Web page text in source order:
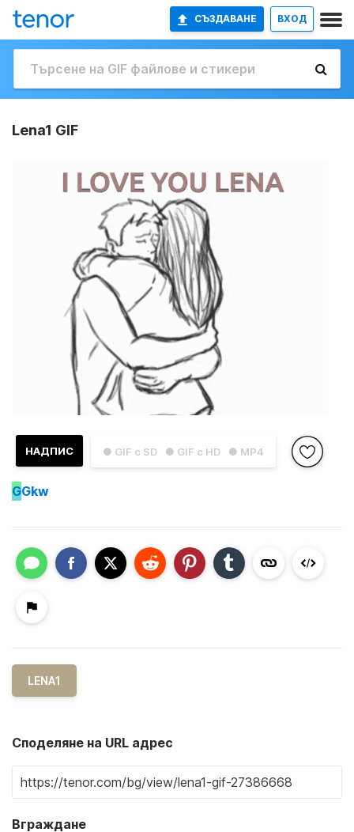
СЪЗДАВАНЕ ВХОД
Lena1 GIF
● GIF с SD ● GIF с HD ● MP4
НАДПИС
GGkw
LENA1
Споделяне на URL адрес
Вграждане